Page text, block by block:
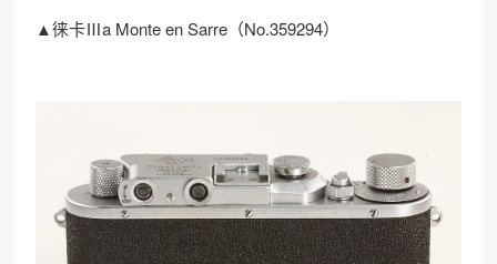
▲徕卡Ⅲa Monte en Sarre（No.359294）